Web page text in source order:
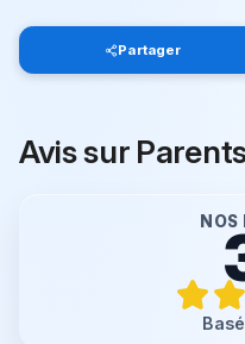
Partager
Avis sur
NOS